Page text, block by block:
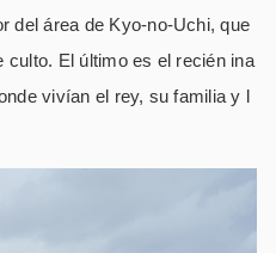
del área de Kyo-no-Uchi, que
culto. El último es el recién ina
vivían el rey, su familia y l